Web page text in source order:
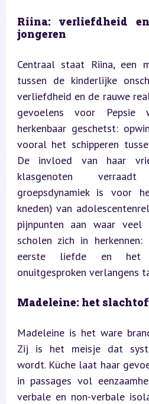
Riina: verliefdheid
jongeren
Centraal staat Riina, een
tussen de kinderlijke
verliefdheid en de rauwe
gevoelens voor Pepsie
herkenbaar geschetst:
vooral het schipperen
De invloed van haar
klasgenoten
groepsdynamiek is voor
kneden) van
pijnpunten aan waar veel
scholen zich in
eerste liefde en het
onuitgesproken verlangens
Madeleine: het
Madeleine is het ware
Zij is het meisje dat
wordt. Küche laat haar
in passages vol
verbale en non-verbale